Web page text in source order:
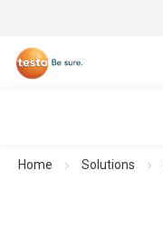
Home Solutions